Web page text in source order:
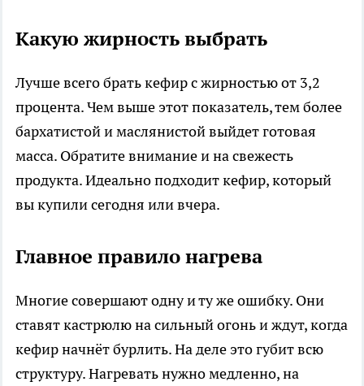
Какую жирность выбрать
Лучше всего брать кефир с жирностью от 3,2
процента. Чем выше этот показатель, тем более
бархатистой и маслянистой выйдет готовая
масса. Обратите внимание и на свежесть
продукта. Идеально подходит кефир, который
вы купили сегодня или вчера.
Главное правило нагрева
Многие совершают одну и ту же ошибку. Они
ставят кастрюлю на сильный огонь и ждут, когда
кефир начнёт бурлить. На деле это губит всю
структуру. Нагревать нужно медленно, на